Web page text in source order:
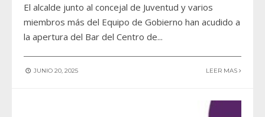
El alcalde junto al concejal de Juventud y varios
miembros más del Equipo de Gobierno han acudido a
la apertura del Bar del Centro de...
JUNIO 20, 2025 LEER MAS